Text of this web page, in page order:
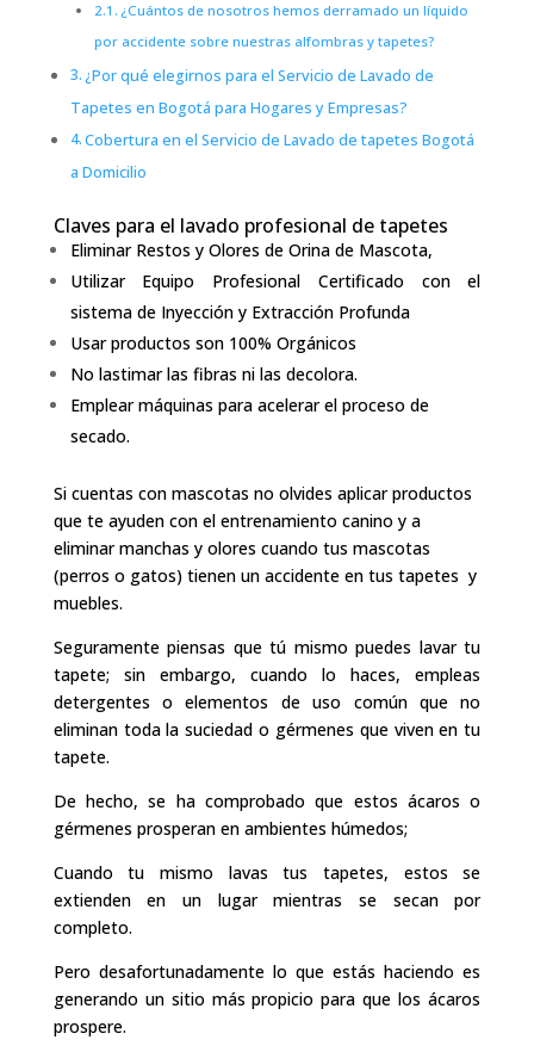
¿Cuántos de nosotros hemos derramado un líquido
por accidente sobre nuestras alfombras y tapetes?
¿Por qué elegirnos para el Servicio de Lavado de
Tapetes en Bogotá para Hogares y Empresas?
Cobertura en el Servicio de Lavado de tapetes Bogotá
a Domicilio
Claves para el lavado profesional de tapetes
Eliminar Restos y Olores de Orina de Mascota,
Utilizar Equipo Profesional Certificado con el
sistema de Inyección y Extracción Profunda
Usar productos son 100% Orgánicos
No lastimar las fibras ni las decolora.
Emplear máquinas para acelerar el proceso de
secado.
Si cuentas con mascotas no olvides aplicar productos
que te ayuden con el entrenamiento canino y a
eliminar manchas y olores cuando tus mascotas
(perros o gatos) tienen un accidente en tus tapetes y
muebles.
Seguramente piensas que tú mismo puedes lavar tu
tapete; sin embargo, cuando lo haces, empleas
detergentes o elementos de uso común que no
eliminan toda la suciedad o gérmenes que viven en tu
tapete.
De hecho, se ha comprobado que estos ácaros o
gérmenes prosperan en ambientes húmedos;
Cuando tu mismo lavas tus tapetes, estos se
extienden en un lugar mientras se secan por
completo.
Pero desafortunadamente lo que estás haciendo es
generando un sitio más propicio para que los ácaros
prospere.